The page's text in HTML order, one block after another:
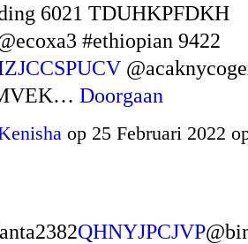
6021 TDUHKPFDKH
#ethiopian 9422
Doorgaan
op 25 Februari 2022
QHNYJPCJVP